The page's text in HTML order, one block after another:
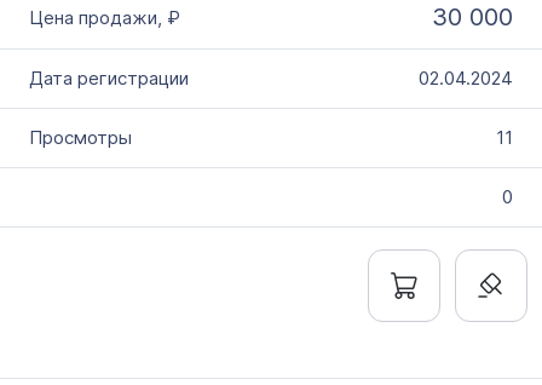
30 000
02.04.2024
11
0